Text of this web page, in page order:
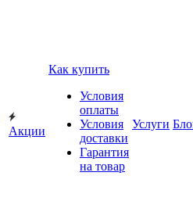
Акции
Как купить
Условия
оплаты
Условия
доставки
Гарантия
на товар
Услуги